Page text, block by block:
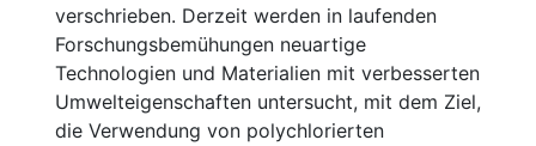
verschrieben. Derzeit werden in laufenden
Forschungsbemühungen neuartige
Technologien und Materialien mit verbesserten
Umwelteigenschaften untersucht, mit dem Ziel,
die Verwendung von polychlorierten